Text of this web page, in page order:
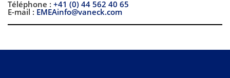
Téléphone : +41 (0) 44 562 40 65
E-mail : EMEAinfo@vaneck.com